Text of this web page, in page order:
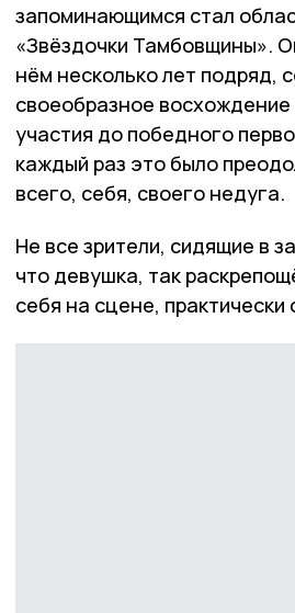
запоминающимся стал
«Звёздочки Тамбовщины».
нём несколько лет подряд,
своеобразное
участия до победного
каждый раз это было
всего, себя, своего недуга.
Не все зрители, сидящие в
что девушка, так
себя на сцене, практически